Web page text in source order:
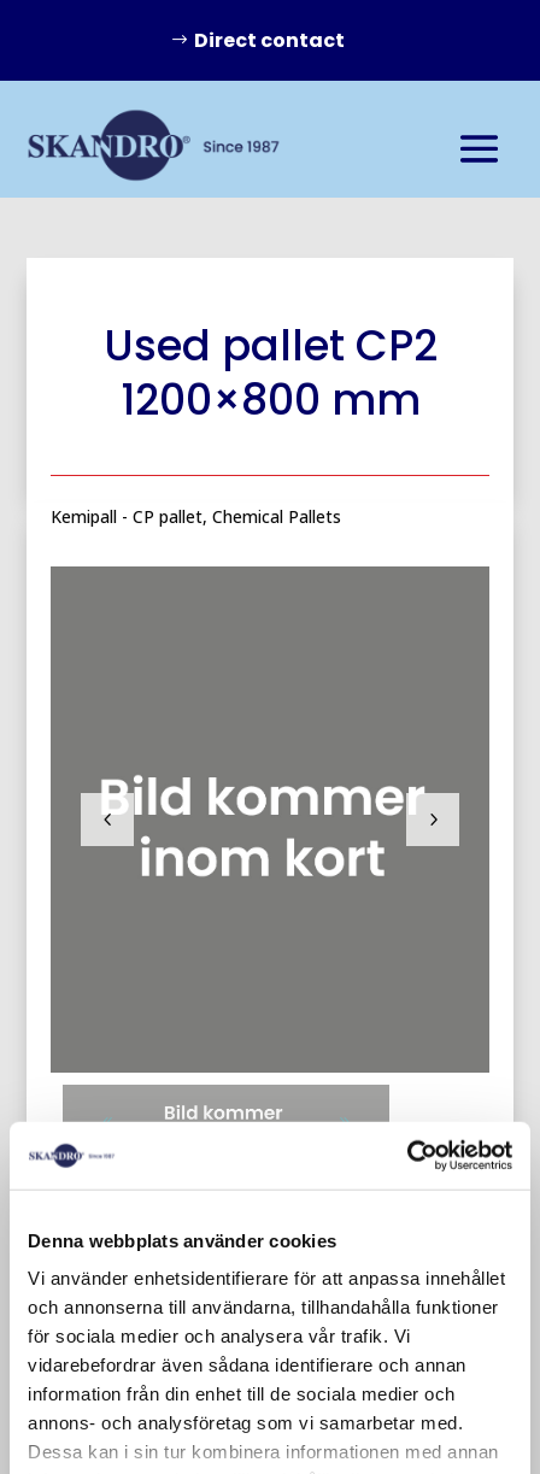
Denna webbplats använder cookies
Vi använder enhetsidentifierare för att anpassa innehållet
och annonserna till användarna, tillhandahålla funktioner
för sociala medier och analysera vår trafik. Vi
vidarebefordrar även sådana identifierare och annan
information från din enhet till de sociala medier och
annons- och analysföretag som vi samarbetar med.
Dessa kan i sin tur kombinera informationen med annan
Direct contact
Used pallet CP2
1200×800 mm
Kemipall - CP pallet, Chemical Pallets
Kemipall - CP pallet, Chemical Pallets
Used pallet CP2 1200×800 mm
There is a pallet standard developed for
the chemical industry with a number of
variants of so-called CP pallets. This type